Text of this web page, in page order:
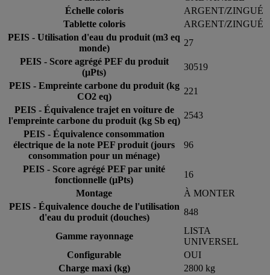
Échelle coloris
ARGENT/ZINGUÉ
Tablette coloris
ARGENT/ZINGUÉ
PEIS - Utilisation d'eau du produit (m3 eq
monde)
27
PEIS - Score agrégé PEF du produit
(µPts)
30519
PEIS - Empreinte carbone du produit (kg
CO2 eq)
221
PEIS - Équivalence trajet en voiture de
l'empreinte carbone du produit (kg Sb eq)
2543
PEIS - Équivalence consommation
électrique de la note PEF produit (jours
consommation pour un ménage)
96
PEIS - Score agrégé PEF par unité
fonctionnelle (µPts)
16
Montage
À MONTER
PEIS - Équivalence douche de l'utilisation
d'eau du produit (douches)
848
Gamme rayonnage
LISTA
UNIVERSEL
Configurable
OUI
Charge maxi (kg)
2800 kg